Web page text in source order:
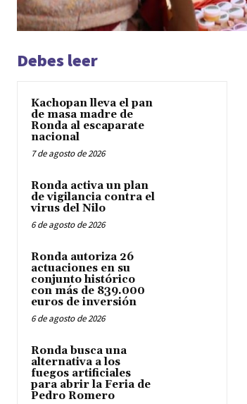
Debes leer
Kachopan lleva el pan
de masa madre de
Ronda al escaparate
nacional
7 de agosto de 2026
Ronda activa un plan
de vigilancia contra el
virus del Nilo
6 de agosto de 2026
Ronda autoriza 26
actuaciones en su
conjunto histórico
con más de 839.000
euros de inversión
6 de agosto de 2026
Ronda busca una
alternativa a los
fuegos artificiales
para abrir la Feria de
Pedro Romero